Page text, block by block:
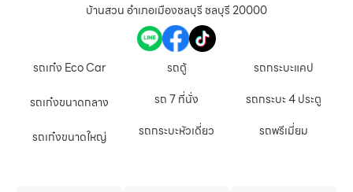
บ้านสวน อำเภอเมืองชลบุรี ชลบุรี 20000
รถเก๋ง Eco Car
รถเก๋งขนาดกลาง
รถเก๋งขนาดใหญ่
รถตู้
รถ 7 ที่นั่ง
รถกระบะหัวเดี่ยว
รถกระบะแคป
รถกระบะ 4 ประตู
รถพรีเมี่ยม